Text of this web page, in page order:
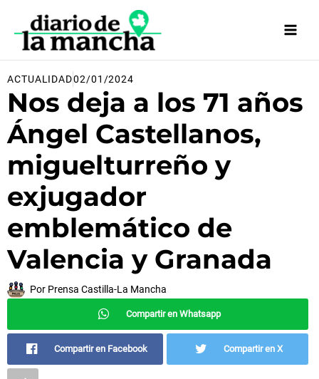
contenido
ACTUALIDAD02/01/2024
Nos deja a los 71 años
Ángel Castellanos,
miguelturreño y
exjugador
emblemático de
Valencia y Granada
Por Prensa Castilla-La Mancha
Compartir en Whatsapp
Compartir en Facebook Compartir en X